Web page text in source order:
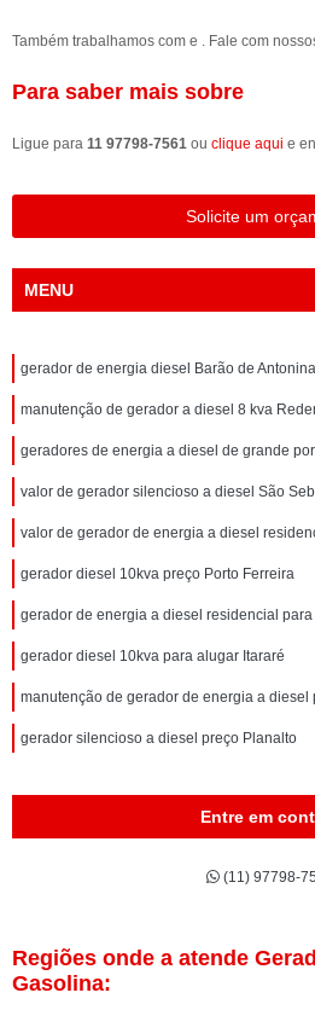
Também trabalhamos com e . Fale com
Para saber mais sobre
Ligue para 11 97798-7561 ou clique aqui e
Solicite um
MENU
gerador de energia diesel Barão de Antonina
manutenção de gerador a diesel 8 kva
geradores de energia a diesel de grande
valor de gerador silencioso a diesel São
valor de gerador de energia a diesel
gerador diesel 10kva preço Porto Ferreira
gerador de energia a diesel residencial
gerador diesel 10kva para alugar Itararé
manutenção de gerador de energia a
gerador silencioso a diesel preço Planalto
Entre em
(11) 97798-
Regiões onde a atende
Gasolina: